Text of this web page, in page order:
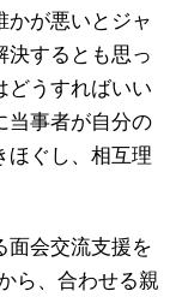
かが悪いとジャ
決するとも思っ
どうすればいい
当事者が自分の
ほぐし、相互理
面会交流支援を
ら、合わせる親